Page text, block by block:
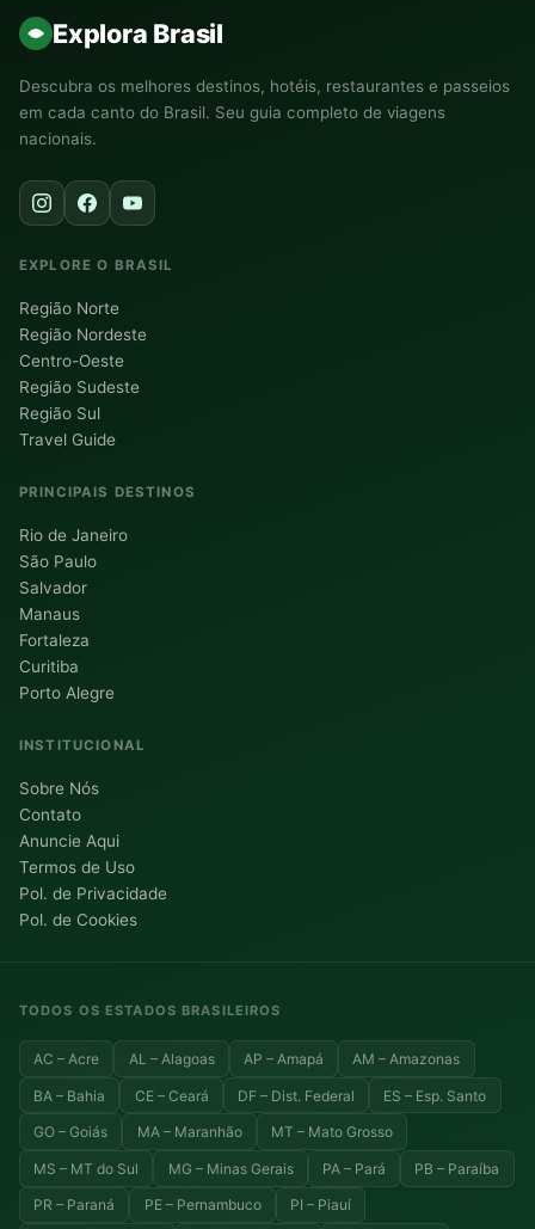
Explora Brasil
Descubra os melhores destinos, hotéis, restaurantes e passeios
em cada canto do Brasil. Seu guia completo de viagens
nacionais.
EXPLORE O BRASIL
Região Norte
Região Nordeste
Centro-Oeste
Região Sudeste
Região Sul
Travel Guide
PRINCIPAIS DESTINOS
Rio de Janeiro
São Paulo
Salvador
Manaus
Fortaleza
Curitiba
Porto Alegre
INSTITUCIONAL
Sobre Nós
Contato
Anuncie Aqui
Termos de Uso
Pol. de Privacidade
Pol. de Cookies
TODOS OS ESTADOS BRASILEIROS
AC – Acre AL – Alagoas AP – Amapá AM – Amazonas
BA – Bahia CE – Ceará DF – Dist. Federal ES – Esp. Santo
GO – Goiás MA – Maranhão MT – Mato Grosso
MS – MT do Sul MG – Minas Gerais PA – Pará PB – Paraíba
PR – Paraná PE – Pernambuco PI – Piauí